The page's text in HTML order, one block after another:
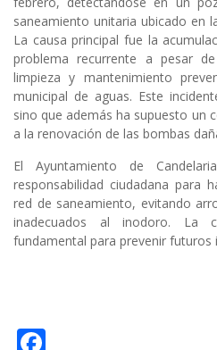
saneamiento unitaria ubicado en
La causa principal fue la
problema recurrente a pesar
limpieza y mantenimiento
municipal de aguas. Este
sino que además ha supuesto un
a la renovación de las bombas
El Ayuntamiento de
responsabilidad ciudadana para
red de saneamiento, evitando
inadecuados al inodoro. La
fundamental para prevenir futuros